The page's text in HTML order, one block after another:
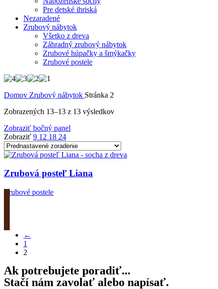
Pre detské ihriská
Nezaradené
Zrubový nábytok
Všetko z dreva
Záhradný zrubový nábytok
Zrubové húpačky a šmýkačky
Zrubové postele
Domov Zrubový nábytok Stránka 2
Zobrazených 13–13 z 13 výsledkov
Zobraziť bočný panel
Zobraziť 9 12 18 24
Zrubová posteľ Liana
Zrubové postele
←
1
2
Ak potrebujete poradiť...
Stačí nám zavolať alebo napísať.